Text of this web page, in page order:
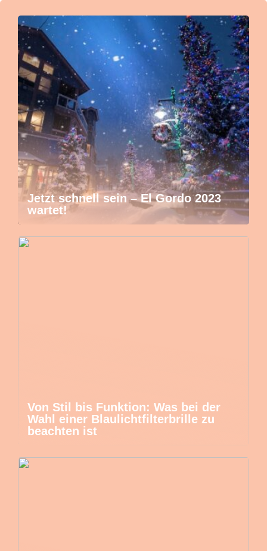
Jetzt schnell sein – El Gordo 2023
wartet!
Von Stil bis Funktion: Was bei der
Wahl einer Blaulichtfilterbrille zu
beachten ist